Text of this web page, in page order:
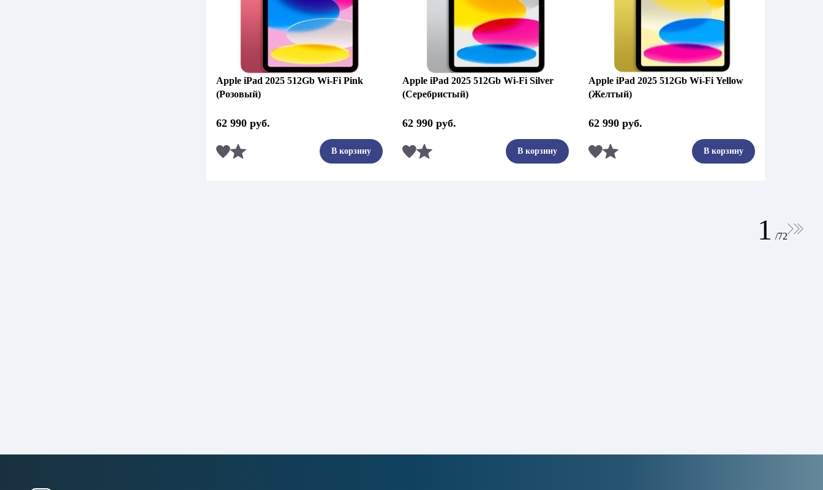
Apple iPad 2025 512Gb Wi-Fi Pink
(Розовый)
62 990 руб.
Сравнить В корзину
Apple iPad 2025 512Gb Wi-Fi Silver
(Серебристый)
62 990 руб.
Сравнить В корзину
Apple iPad 2025 512Gb Wi-Fi Yellow
(Желтый)
62 990 руб.
Сравнить В корзину
1 /72